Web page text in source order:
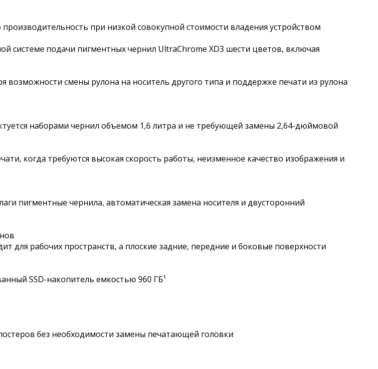
при низкой совокупной стоимости владения устройством
системе подачи пигментных чернил UltraChrome XD3 шести цветов, включая
смены рулона на носитель другого типа и поддержке печати из рулона
наборами чернил объемом 1,6 литра и не требующей замены 2,64-дюймовой
когда требуются высокая скорость работы, неизменное качество изображения и
пигментные чернила, автоматическая замена носителя и двусторонний
для рабочих пространств, а плоские задние, передние и боковые поверхности
SSD-накопитель емкостью 960 ГБ¹
без необходимости замены печатающей головки